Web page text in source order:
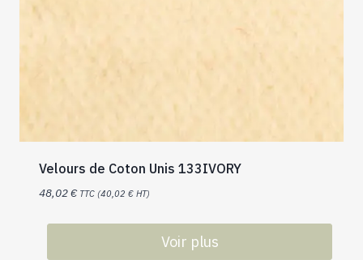
Velours de Coton Unis 133IVORY
48,02€ TTC (40,02 € HT)
Voir plus